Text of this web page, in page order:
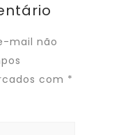
mail não
com *